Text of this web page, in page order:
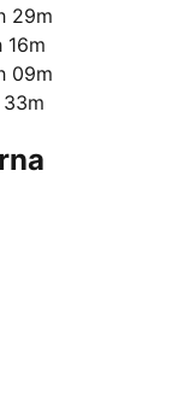
29m
16m
09m